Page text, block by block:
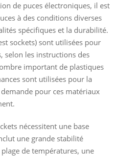
de puces électroniques, il est
à des conditions diverses
spécifiques et la durabilité.
sockets) sont utilisées pour
selon les instructions des
important de plastiques
sont utilisées pour la
pour ces matériaux
nécessitent une base
une grande stabilité
de températures, une